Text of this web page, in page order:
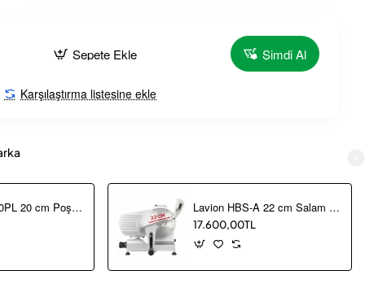
Sepete Ekle Şimdi Al
Karşılaştırma listesine ekle
Lavion FS-200PL 20 cm Poşet Kapatma Makinası Lavion HBS-A 22 cm Salam Kaşar Dilimleme Makinesi
17.600,00TL